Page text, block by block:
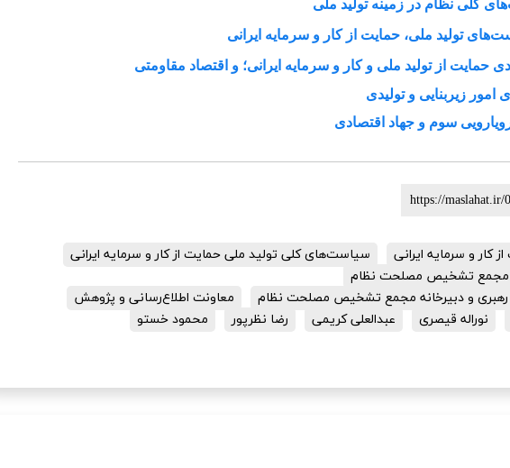
کلی نظام در زمینه توليد ملی
تولید ملی، حمایت از کار و سرمایه ایرانی
حمایت از تولید ملی و کار و سرمایه ایرانی؛ و اقتصاد مقاومتی
زیربنایی و تولیدی
سوم و جهاد اقتصادی
کار و سرمایه ایرانی
سیاست‌های کلی تولید ملی حمایت از کار و سرمایه ایرانی
مجمع تشخیص مصلحت نظام
و دبیرخانه مجمع تشخیص مصلحت نظام
معاونت اطلاع‌رسانی و پژوهش
نوراله قیصری عبدالعلی کریمی رضا نظرپور محمود خستو